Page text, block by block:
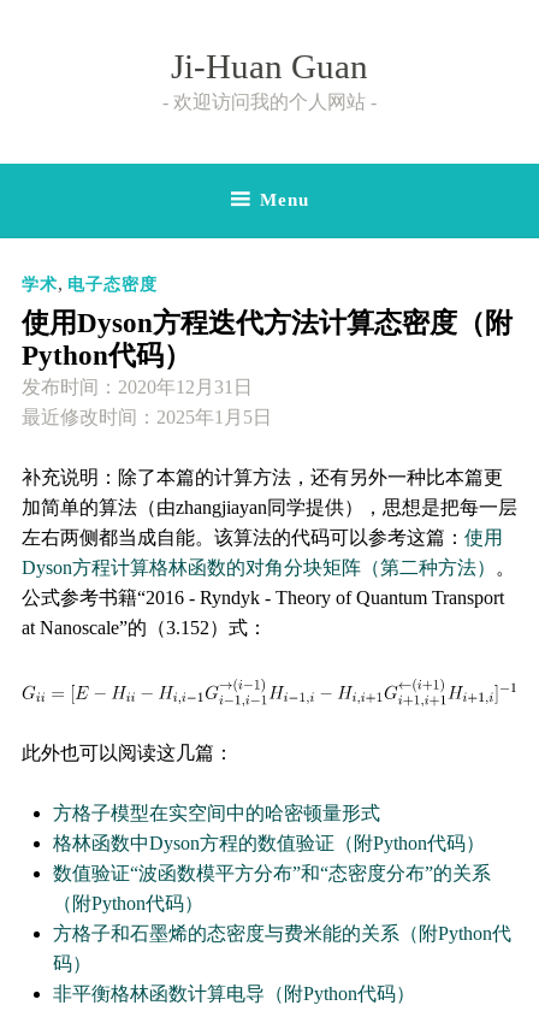
Ji-Huan Guan
欢迎访问我的个人网站
Menu
学术, 电子态密度
使用Dyson方程迭代方法计算态密度（附
Python代码）
发布时间： 2020年12月31日
最近修改时间：2025年1月5日
补充说明：除了本篇的计算方法，还有另外一种比本篇更
加简单的算法（由zhangjiayan同学提供），思想是把每一层
左右两侧都当成自能。该算法的代码可以参考这篇： 使用
Dyson方程计算格林函数的对角分块矩阵（第二种方法）
。
公式参考书籍“2016 - Ryndyk - Theory of Quantum Transport
at Nanoscale”的（3.152）式：
此外也可以阅读这几篇：
方格子模型在实空间中的哈密顿量形式
格林函数中Dyson方程的数值验证（附Python代码）
数值验证“波函数模平方分布”和“态密度分布”的关系
（附Python代码）
方格子和石墨烯的态密度与费米能的关系（附Python代
码）
非平衡格林函数计算电导（附Python代码）